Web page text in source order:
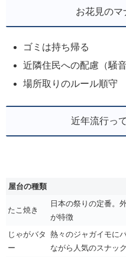
お花見のマ
ゴミは持ち帰る
近隣住民への配慮（騒音
場所取りのルール順守
近年流行っ
屋台の種類
たこ焼き
日本の祭りの定番。
が特徴
じゃがバタ
ー
熱々のジャガイモに
ながら人気のスナック